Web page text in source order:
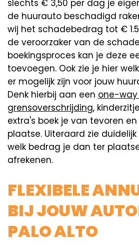
slechts € 3,50 per dag je
de huurauto beschadigd
wij het schadebedrag tot €
de veroorzaker van de
boekingsproces kan je deze
toevoegen. Ook zie je hier
er mogelijk zijn voor jouw
Denk hierbij aan een one-
grensoverschrijding,
extra's boek je van tevoren
plaatse. Uiteraard zie
welk bedrag je dan ter
afrekenen.
FLEXIBELE
BIJ JOUW
PALO ALTO